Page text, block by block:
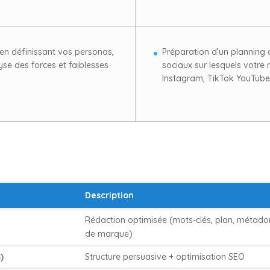
définissant vos personas,
des forces et faiblesses
Préparation d’un
sociaux sur lesquels votre
Instagram, TikTok
Description
Rédaction optimisée (mots-clés, plan,
de marque)
Structure persuasive + optimisation SEO